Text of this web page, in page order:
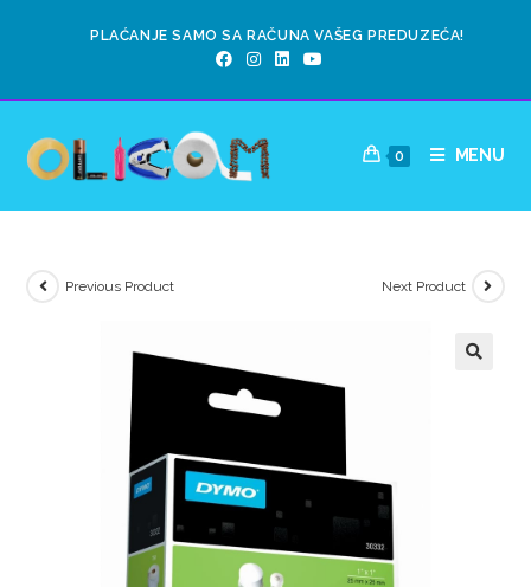
PLAĆANJE SAMO SA RAČUNA VAŠEG PREDUZEĆA!
0 MENU
Previous Product Next Product